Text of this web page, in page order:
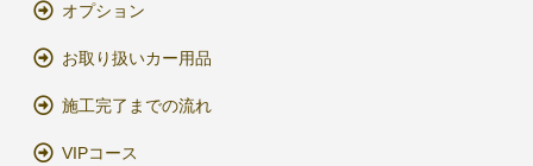
オプション
お取り扱いカー用品
施工完了までの流れ
VIPコース